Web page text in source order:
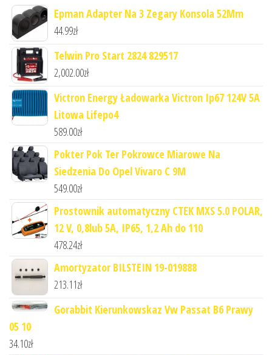
Epman Adapter Na 3 Zegary Konsola 52Mm
44.99zł
Telwin Pro Start 2824 829517
2,002.00zł
Victron Energy Ładowarka Victron Ip67 124V 5A
Litowa Lifepo4
589.00zł
Pokter Pok Ter Pokrowce Miarowe Na
Siedzenia Do Opel Vivaro C 9M
549.00zł
Prostownik automatyczny CTEK MXS 5.0 POLAR,
12 V, 0,8lub 5A, IP65, 1,2 Ah do 110
478.24zł
Amortyzator BILSTEIN 19-019888
213.11zł
Gorabbit Kierunkowskaz Vw Passat B6 Prawy
05 10
34.10zł